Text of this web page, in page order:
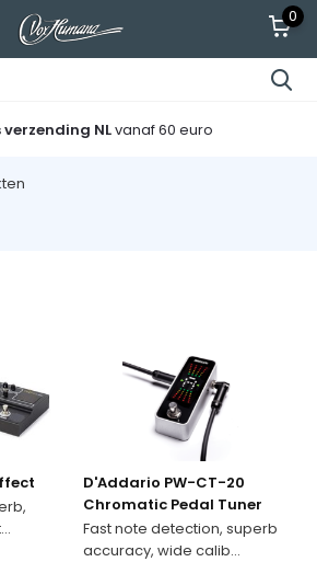
0
NLvanaf 60 euro
D'Addario PW-CT-20
Chromatic Pedal Tuner
Fast note detection, superb
accuracy, wide calib...